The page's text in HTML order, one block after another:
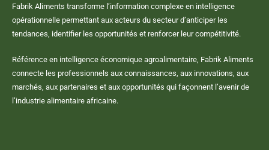
Fabrik Aliments transforme l’information complexe en intelligence
opérationnelle permettant aux acteurs du secteur d’anticiper les
tendances, identifier les opportunités et renforcer leur compétitivité.
Référence en intelligence économique agroalimentaire, Fabrik Aliments
connecte les professionnels aux connaissances, aux innovations, aux
marchés, aux partenaires et aux opportunités qui façonnent l’avenir de
l’industrie alimentaire africaine.